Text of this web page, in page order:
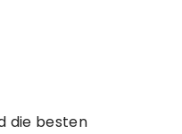
die besten